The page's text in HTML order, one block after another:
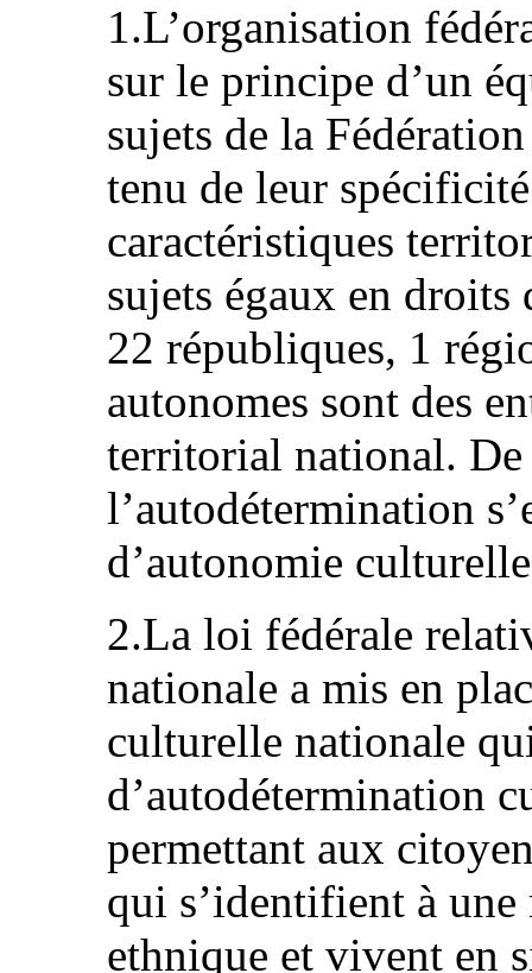
1.L’organisation
sur le principe d’un
sujets de la
tenu de leur
caractéristiques
sujets égaux en droits
22 républiques, 1
autonomes sont des
territorial national.
l’autodétermination
d’autonomie
2.La loi fédérale
nationale a mis en
culturelle nationale
d’autodétermination
permettant aux
qui s’identifient à une
ethnique et vivent en